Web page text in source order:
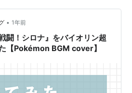
ド・パール・プラチナと同じ曲
れている。
• 1年前
闘！シロナ』をバイオリン超
【Pokémon BGM cover】